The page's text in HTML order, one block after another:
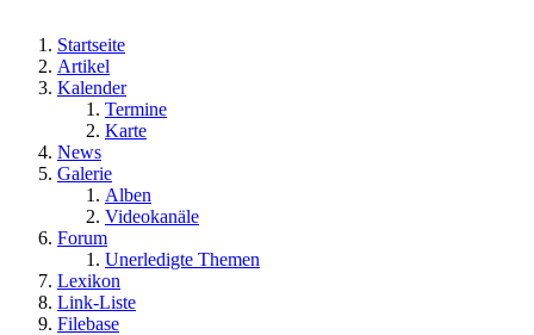
Startseite
Artikel
Kalender
Termine
Karte
News
Galerie
Alben
Videokanäle
Forum
Unerledigte Themen
Lexikon
Link-Liste
Filebase